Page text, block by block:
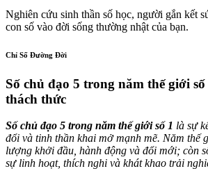
Nghiên cứu sinh thần số học, người gắn kết
con số vào đời sống thường nhật của bạn.
Chỉ Số Đường Đời
Số chủ đạo 5 trong năm thế giới
thách thức
Số chủ đạo 5 trong năm thế giới số 1 là sự
đổi và tinh thần khai mở mạnh mẽ. Năm thế
lượng khởi đầu, hành động và đổi mới; còn
sự linh hoạt, thích nghi và khát khao trải